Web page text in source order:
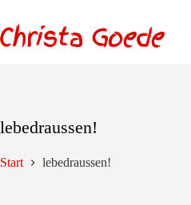
springen
lebedraussen!
Start lebedraussen!